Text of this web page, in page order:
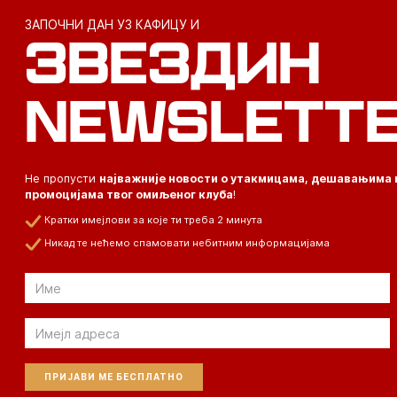
ЗАПОЧНИ ДАН УЗ КАФИЦУ И
ЗВЕЗДИН
Не пропусти најважније новости о утакмицама, дешавањима
промоцијама твог омиљеног клуба!
Кратки имејлови за које ти треба 2 минута
Никад те нећемо спамовати небитним информацијама
Email
Email